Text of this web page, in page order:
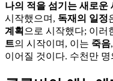
나의 적을 섬기는 새로운
시작했으며, 독재의 일정
계획 으로 시작했다; 이러
트의 시작이며, 이는 죽음,
이어질 것이다. 수천만